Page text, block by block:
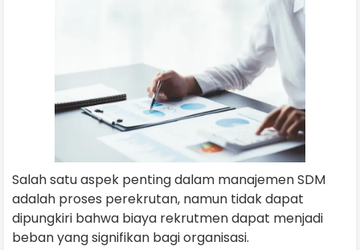
Salah satu aspek penting dalam manajemen SDM
adalah proses perekrutan, namun tidak dapat
dipungkiri bahwa biaya rekrutmen dapat menjadi
beban yang signifikan bagi organisasi.